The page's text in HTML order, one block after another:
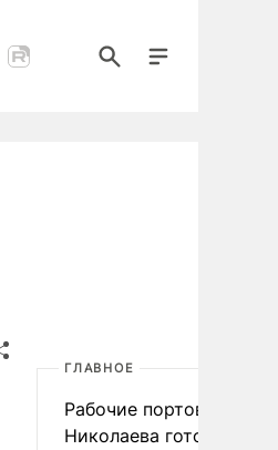
ГЛАВНОЕ
Рабочие портов
Николаева готовятся к